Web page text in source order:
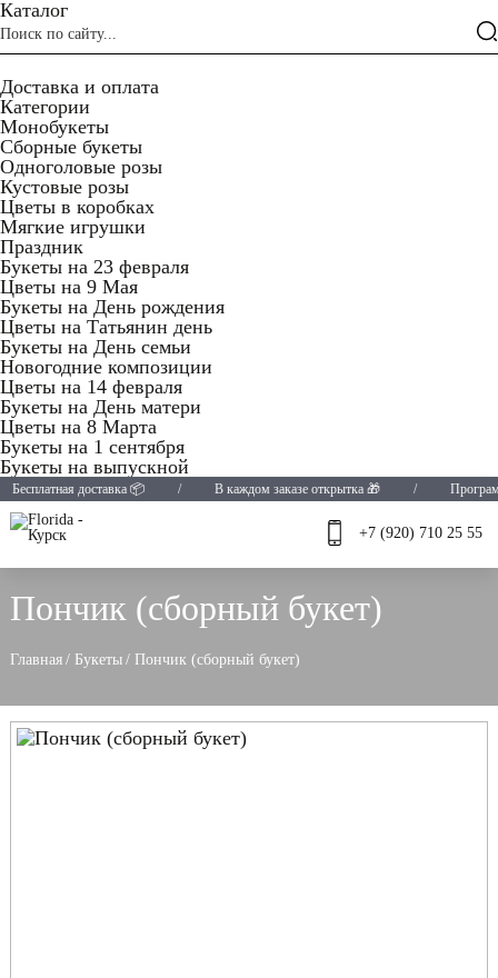
Каталог
Доставка и оплата
Категории
Монобукеты
Сборные букеты
Одноголовые розы
Кустовые розы
Цветы в коробках
Мягкие игрушки
Праздник
Букеты на 23 февраля
Цветы на 9 Мая
Букеты на День рождения
Цветы на Татьянин день
Букеты на День семьи
Новогодние композиции
Цветы на 14 февраля
Букеты на День матери
Цветы на 8 Марта
Букеты на 1 сентября
Букеты на выпускной
доставка 📦 / В каждом заказе открытка 🎁 / Программа
+7 (920) 710 25 55
Пончик (сборный букет)
Главная / Букеты / Пончик (сборный букет)